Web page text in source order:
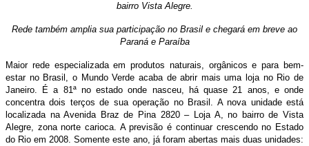
bairro Vista Alegre.
Rede também amplia sua participação no Brasil e chegará em breve ao
Paraná e Paraíba
Maior rede especializada em produtos naturais, orgânicos e para bem-
estar no Brasil, o Mundo Verde acaba de abrir mais uma loja no Rio de
Janeiro. É a 81ª no estado onde nasceu, há quase 21 anos, e onde
concentra dois terços de sua operação no Brasil. A nova unidade está
localizada na Avenida Braz de Pina 2820 – Loja A, no bairro de Vista
Alegre, zona norte carioca. A previsão é continuar crescendo no Estado
do Rio em 2008. Somente este ano, já foram abertas mais duas unidades: